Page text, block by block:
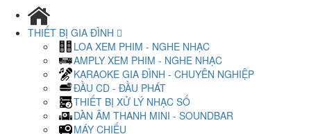
THIẾT BỊ GIA ĐÌNH
LOA XEM PHIM - NGHE NHẠC
AMPLY XEM PHIM - NGHE NHẠC
KARAOKE GIA ĐÌNH - CHUYÊN NGHIỆP
ĐẦU CD - ĐẦU PHÁT
THIẾT BỊ XỬ LÝ NHẠC SỐ
DÀN ÂM THANH MINI - SOUNDBAR
MÁY CHIẾU